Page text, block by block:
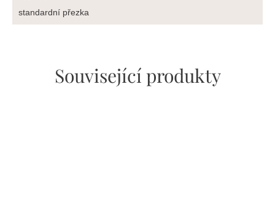
Související produkty
standardní přezka